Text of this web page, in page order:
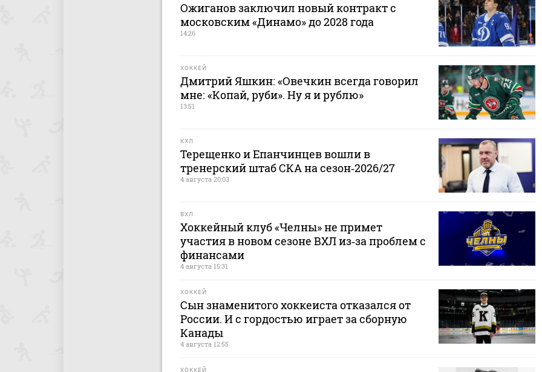
Ожиганов заключил новый контракт с
московским «Динамо» до 2028 года
14:26
ХОККЕЙ
Дмитрий Яшкин: «Овечкин всегда говорил
мне: «Копай, руби». Ну я и рублю»
13:51
КХЛ
Терещенко и Епанчинцев вошли в
тренерский штаб СКА на сезон‑2026/27
4 августа 20:03
ВХЛ
Хоккейный клуб «Челны» не примет
участия в новом сезоне ВХЛ из‑за проблем с
финансами
4 августа 15:31
ХОККЕЙ
Сын знаменитого хоккеиста отказался от
России. И с гордостью играет за сборную
Канады
4 августа 12:55
ХОККЕЙ